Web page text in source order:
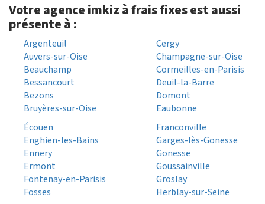
Votre agence imkiz à frais fixes est aussi
présente à :
Argenteuil
Auvers-sur-Oise
Beauchamp
Bessancourt
Bezons
Bruyères-sur-Oise
Cergy
Champagne-sur-Oise
Cormeilles-en-Parisis
Deuil-la-Barre
Domont
Eaubonne
Écouen
Enghien-les-Bains
Ennery
Ermont
Fontenay-en-Parisis
Fosses
Franconville
Garges-lès-Gonesse
Gonesse
Goussainville
Groslay
Herblay-sur-Seine